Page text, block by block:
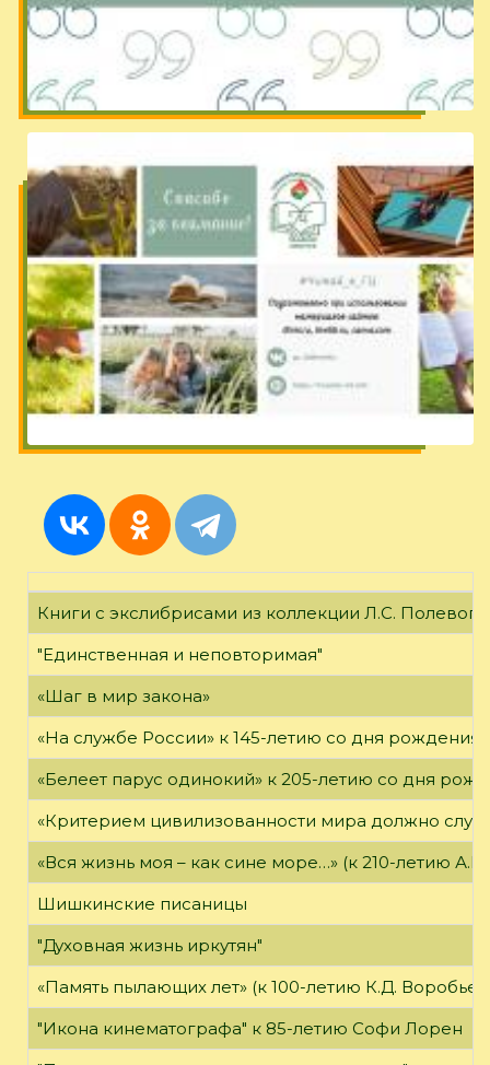
Книги с экслибрисами из коллекции Л.С. Полевого
"Единственная и неповторимая"
«Шаг в мир закона»
«На службе России» к 145-летию со дня рождения
«Белеет парус одинокий» к 205-летию со дня
«Критерием цивилизованности мира должно
«Вся жизнь моя – как сине море…» (к 210-летию
Шишкинские писаницы
"Духовная жизнь иркутян"
«Память пылающих лет» (к 100-летию К.Д.
"Икона кинематографа" к 85-летию Софи Лорен